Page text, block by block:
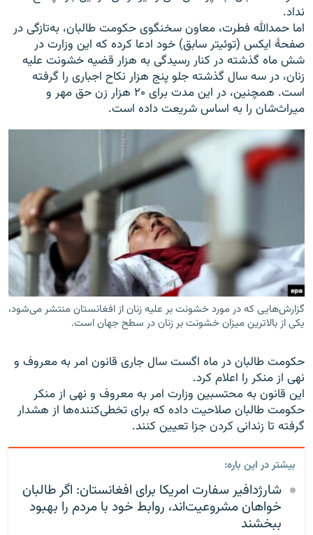
نداد.
اما حمدالله فطرت، معاون سخنگوی حکومت طالبان، به‌تازگی در
صفحۀ ایکس (توئیتر سابق) خود ادعا کرده که این وزارت در
شش ماه گذشته در کنار رسیدگی به هزار قضیه خشونت علیه
زنان، در سه سال گذشته جلو پنج هزار نکاح اجباری را گرفته
است. همچنین، در این مدت برای ۲۰ هزار زن حق مهر و
میراث‌شان را به اساس شریعت داده است.
گزارش‌هایی که در مورد خشونت بر علیه زنان از افغانستان منتشر می‌شود،
یکی از بالاترین میزان خشونت بر زنان در سطح جهان است.
حکومت طالبان در ماه اگست سال جاری قانون امر به معروف و
نهی از منکر را اعلام کرد.
این قانون به محتسبین وزارت امر به معروف و نهی از منکر
حکومت طالبان صلاحیت داده که برای تخطی‌کننده‌ها از هشدار
گرفته تا زندانی کردن جزا تعیین کنند.
بیشتر در این باره:
شارژدافیر سفارت امریکا برای افغانستان: اگر طالبان
خواهان مشروعیت‌اند، روابط خود با مردم را بهبود
ببخشند